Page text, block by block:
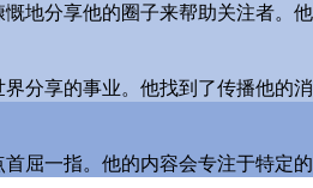
地分享他的圈子来帮助关注者。
分享的事业。他找到了传播他的
屈一指。他的内容会专注于特定